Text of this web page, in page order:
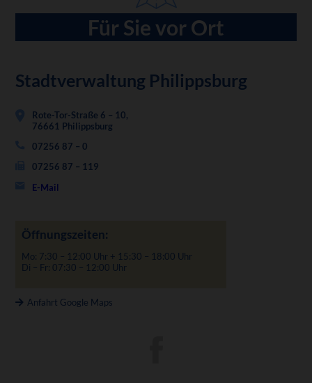
Für Sie vor Ort
Stadtverwaltung Philippsburg
Rote-Tor-Straße 6 – 10,
76661 Philippsburg
07256 87 – 0
07256 87 – 119
E-Mail
Öffnungszeiten:
Mo: 7:30 – 12:00 Uhr + 15:30 – 18:00 Uhr
Di – Fr: 07:30 – 12:00 Uhr
Anfahrt Google Maps